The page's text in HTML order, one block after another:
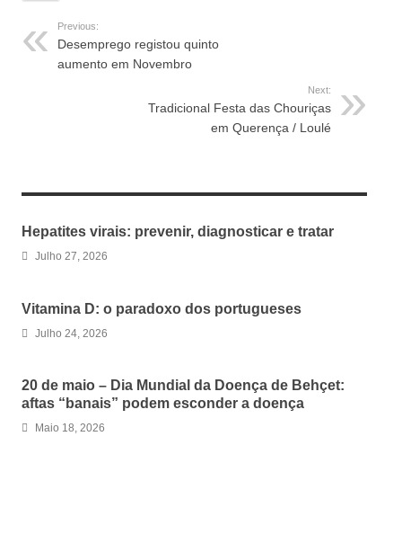
Previous:
Desemprego registou quinto
aumento em Novembro
Next:
Tradicional Festa das Chouriças
em Querença / Loulé
Hepatites virais: prevenir, diagnosticar e tratar
Julho 27, 2026
Vitamina D: o paradoxo dos portugueses
Julho 24, 2026
20 de maio – Dia Mundial da Doença de Behçet:
aftas “banais” podem esconder a doença
Maio 18, 2026